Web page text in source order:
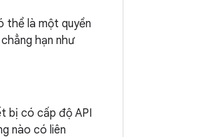
thể là một quyền
hạn như
bị có cấp độ API
nào có liên